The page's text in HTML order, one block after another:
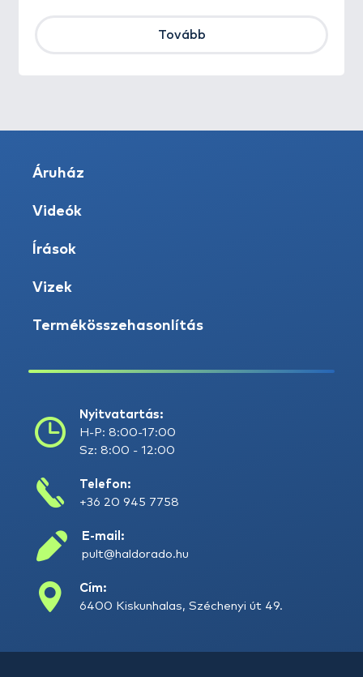
Tovább
Áruház
Videók
Írások
Vizek
Termékösszehasonlítás
Nyitvatartás:
H-P: 8:00-17:00
Sz: 8:00 - 12:00
Telefon:
+36 20 945 7758
E-mail:
pult@haldorado.hu
Cím:
6400 Kiskunhalas, Széchenyi út 49.